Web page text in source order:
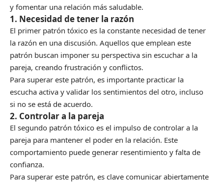
y fomentar una relación más saludable.
1. Necesidad de tener la razón
El primer patrón tóxico es la constante necesidad de tener
la razón en una discusión. Aquellos que emplean este
patrón buscan imponer su perspectiva sin escuchar a la
pareja, creando frustración y conflictos.
Para superar este patrón, es importante practicar la
escucha activa y validar los sentimientos del otro, incluso
si no se está de acuerdo.
2. Controlar a la pareja
El segundo patrón tóxico es el impulso de controlar a la
pareja para mantener el poder en la relación. Este
comportamiento puede generar resentimiento y falta de
confianza.
Para superar este patrón, es clave comunicar abiertamente